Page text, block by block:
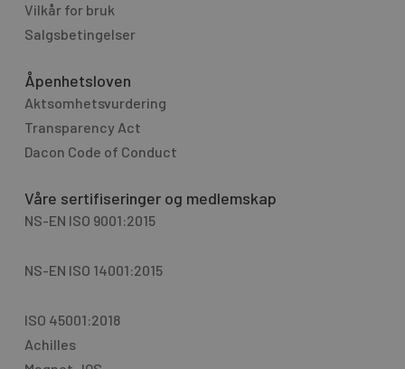
Vilkår for bruk
Salgsbetingelser
Åpenhetsloven
Aktsomhetsvurdering
Transparency Act
Dacon Code of Conduct
Våre sertifiseringer og medlemskap
NS-EN ISO 9001:2015
NS-EN ISO 14001:2015
ISO 45001:2018
Achilles